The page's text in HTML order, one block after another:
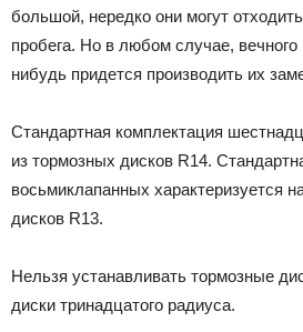
большой, нередко они могут отходить
пробега. Но в любом случае, вечного
нибудь придется производить их
Стандартная комплектация
из тормозных дисков R14.
восьмиклапанных характеризуется
дисков R13.
Нельзя устанавливать тормозные
диски тринадцатого радиуса.